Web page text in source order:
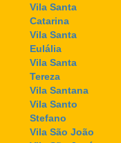
Vila Santa
Catarina
Vila Santa
Eulália
Vila Santa
Tereza
Vila Santana
Vila Santo
Stefano
Vila São João